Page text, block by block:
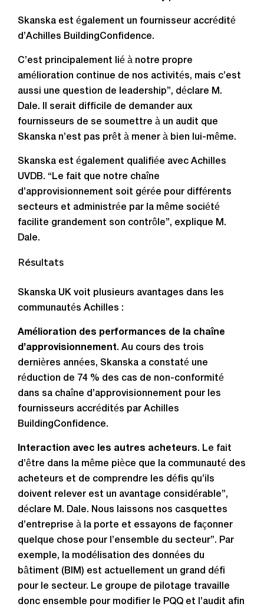
Skanska est également un fournisseur accrédité
d’Achilles BuildingConfidence.
C’est principalement lié à notre propre
amélioration continue de nos activités, mais c’est
aussi une question de leadership”, déclare M.
Dale. Il serait difficile de demander aux
fournisseurs de se soumettre à un audit que
Skanska n’est pas prêt à mener à bien lui-même.
Skanska est également qualifiée avec Achilles
UVDB. “Le fait que notre chaîne
d’approvisionnement soit gérée pour différents
secteurs et administrée par la même société
facilite grandement son contrôle”, explique M.
Dale.
Résultats
Skanska UK voit plusieurs avantages dans les
communautés Achilles :
Amélioration des performances de la chaîne
d’approvisionnement. Au cours des trois
dernières années, Skanska a constaté une
réduction de 74 % des cas de non-conformité
dans sa chaîne d’approvisionnement pour les
fournisseurs accrédités par Achilles
BuildingConfidence.
Interaction avec les autres acheteurs. Le fait
d’être dans la même pièce que la communauté des
acheteurs et de comprendre les défis qu’ils
doivent relever est un avantage considérable”,
déclare M. Dale. Nous laissons nos casquettes
d’entreprise à la porte et essayons de façonner
quelque chose pour l’ensemble du secteur”. Par
exemple, la modélisation des données du
bâtiment (BIM) est actuellement un grand défi
pour le secteur. Le groupe de pilotage travaille
donc ensemble pour modifier le PQQ et l’audit afin